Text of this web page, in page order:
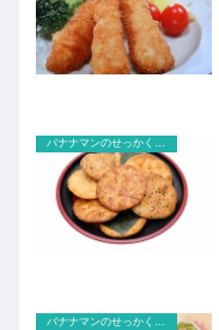
バナナマンのせっかくグルメ
バナナマンのせっかくグルメ